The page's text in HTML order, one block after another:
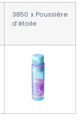
3850 x Poussière
d’étoile